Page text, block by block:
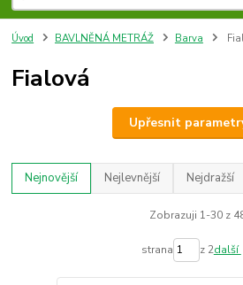
Úvod BAVLNĚNÁ METRÁŽ Barva
Fialová
Upřesnit
Nejnovější Nejlevnější Nejdražší
Zobrazuji 1-30 z
strana z 2další